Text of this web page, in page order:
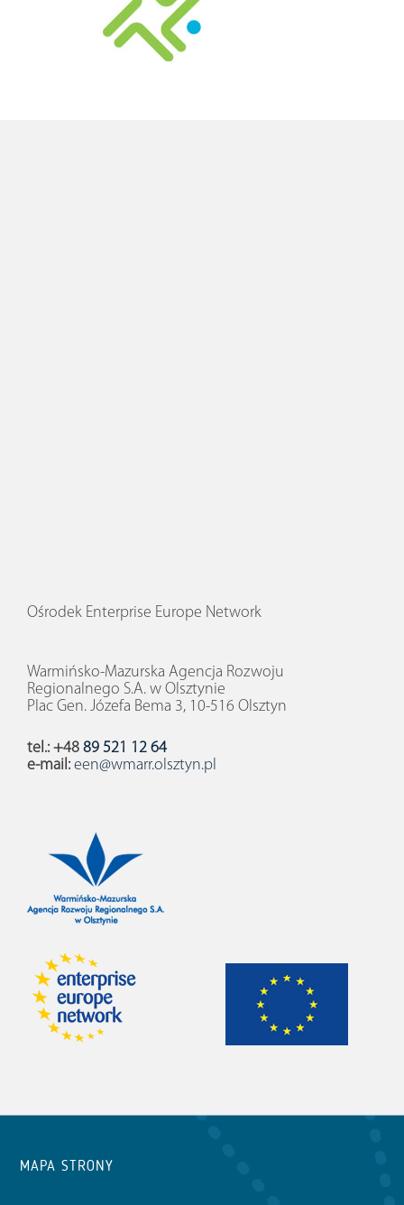
Ośrodek Enterprise Europe Network
Warmińsko-Mazurska Agencja Rozwoju
Regionalnego S.A. w Olsztynie
Plac Gen. Józefa Bema 3, 10-516 Olsztyn
tel.: +48 89 521 12 64
e-mail: een@wmarr.olsztyn.pl
MAPA STRONY